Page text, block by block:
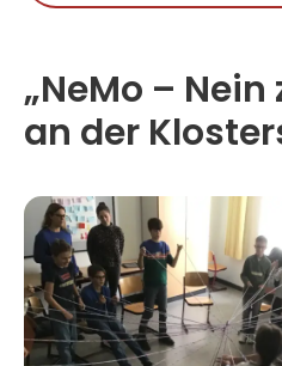
„NeMo –
an der